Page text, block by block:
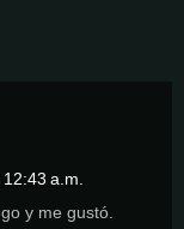
a.m.
y me gustó.